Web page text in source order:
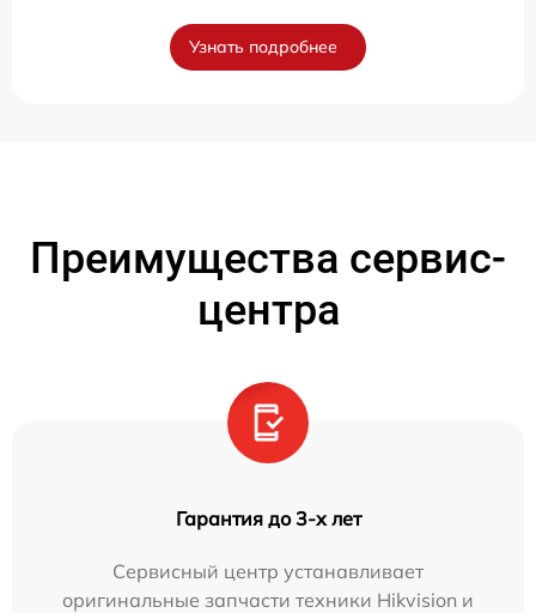
Узнать подробнее
Преимущества сервис-
центра
Гарантия до 3-х лет
Сервисный центр устанавливает
оригинальные запчасти техники Hikvision и